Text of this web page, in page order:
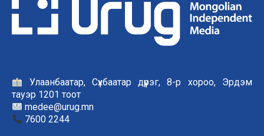
Улаанбаатар, Сүхбаатар дүүрэг, 8-р хороо, Эрдэм
тауэр 1201 тоот
medee@urug.mn
7600 2244